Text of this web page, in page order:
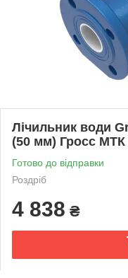
Лічильник води
(50 мм) Гросс
Готово до відправки
Роздріб
4 838 ₴